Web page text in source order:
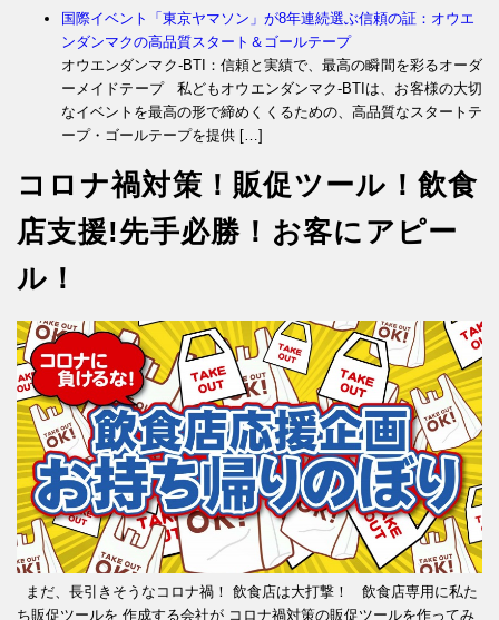
国際イベント「東京ヤマソン」が8年連続選ぶ信頼の証：オウエ
ンダンマクの高品質スタート＆ゴールテープ
オウエンダンマク-BTI：信頼と実績で、最高の瞬間を彩るオーダ
ーメイドテープ 私どもオウエンダンマク-BTIは、お客様の大切
なイベントを最高の形で締めくくるための、高品質なスタートテ
ープ・ゴールテープを提供 […]
コロナ禍対策！販促ツール！飲食
店支援!先手必勝！お客にアピー
ル！
まだ、長引きそうなコロナ禍！ 飲食店は大打撃！ 飲食店専用に私た
ち販促ツールを 作成する会社が コロナ禍対策の販促ツールを作ってみ